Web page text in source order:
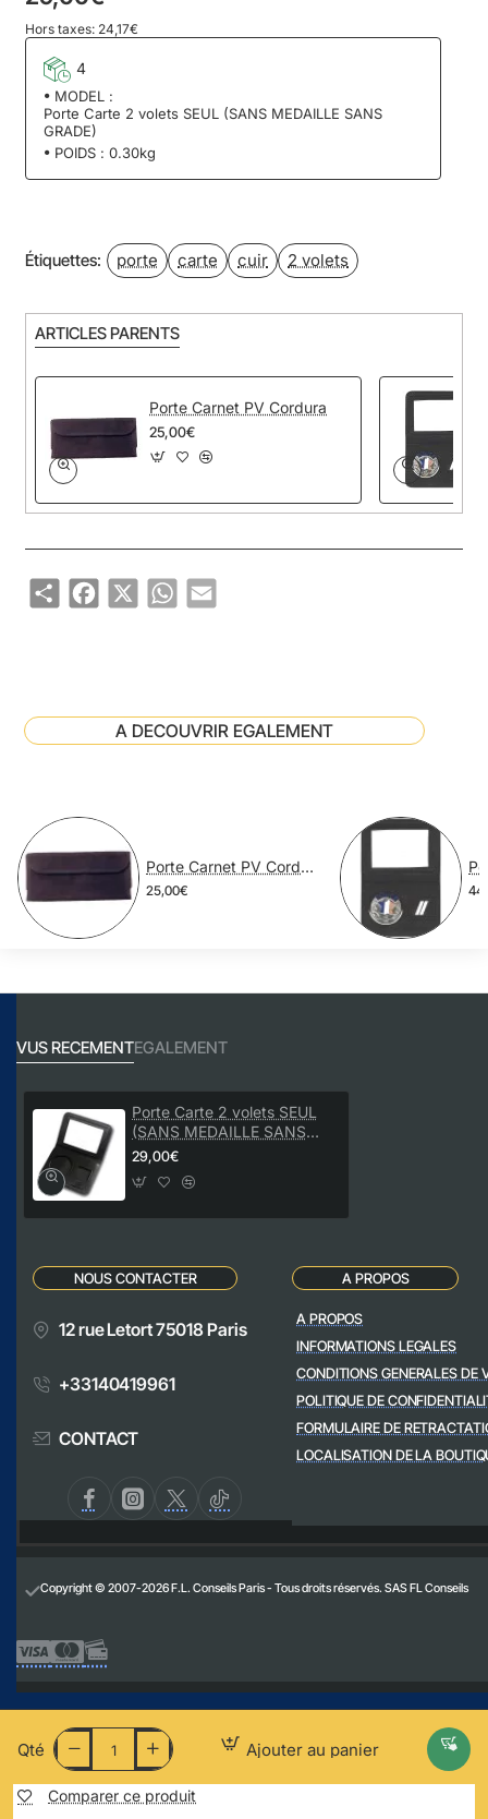
Hors taxes: 24,17€
4
MODEL :
Porte Carte 2 volets SEUL (SANS MEDAILLE SANS
GRADE)
POIDS : 0.30kg
Qté Ajouter au panier
Comparer ce produit
Étiquettes: porte carte cuir 2 volets
ARTICLES PARENTS
Porte Carnet PV Cordura
25,00€
ShareFacebook
X WhatsApp
Email
A DECOUVRIR EGALEMENT
Porte Carnet PV Cordura
25,00€
VUS RECEMENTEGALEMENT
Porte Carte 2 volets SEUL
(SANS MEDAILLE SANS
GRADE)
29,00€
NOUS CONTACTER
12 rue Letort 75018 Paris
+33140419961
CONTACT
A PROPOS
A PROPOS
INFORMATIONS LEGALES
CONDITIONS GENERALES DE
POLITIQUE DE
FORMULAIRE DE
LOCALISATION DE LA
Copyright © 2007-2026 F.L. Conseils Paris - Tous droits réservés. SAS FL Conseils